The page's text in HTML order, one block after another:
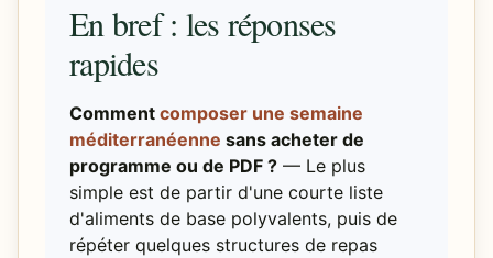
En bref : les réponses
rapides
Comment composer une semaine
méditerranéenne sans acheter de
programme ou de PDF ? — Le plus
simple est de partir d'une courte liste
d'aliments de base polyvalents, puis de
répéter quelques structures de repas